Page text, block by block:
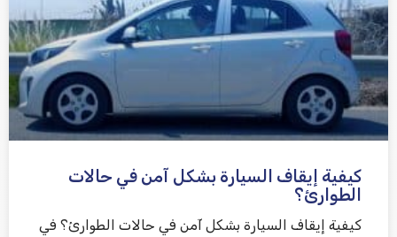
كيفية إيقاف السيارة بشكل آمن في حالات
الطوارئ؟
كيفية إيقاف السيارة بشكل آمن في حالات الطوارئ؟ في